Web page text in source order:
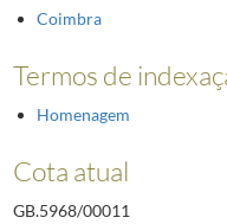
Coimbra
Termos de
Homenagem
Cota atual
GB.5968/00011